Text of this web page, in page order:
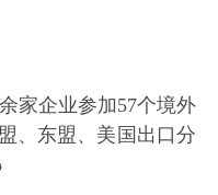
家企业参加57个境外
、东盟、美国出口分